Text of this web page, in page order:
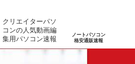
クリエイターパソ
コンの人気動画編
集用パソコン速報
ノートパソコン
格安通販速報